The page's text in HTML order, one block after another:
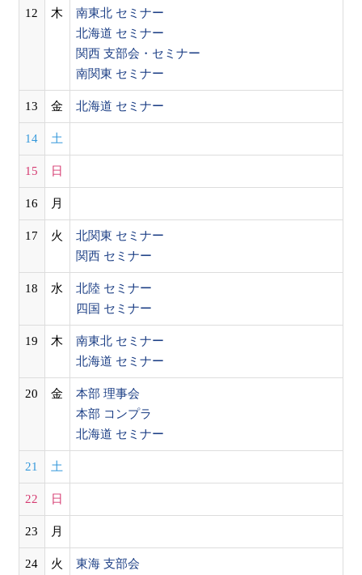
12 木
南東北 セミナー
北海道 セミナー
関西 支部会・セミナー
南関東 セミナー
13 金 北海道 セミナー
14 土
15 日
16 月
17 火
北関東 セミナー
関西 セミナー
18 水
北陸 セミナー
四国 セミナー
19 木
南東北 セミナー
北海道 セミナー
20 金
本部 理事会
本部 コンプラ
北海道 セミナー
21 土
22 日
23 月
24 火 東海 支部会